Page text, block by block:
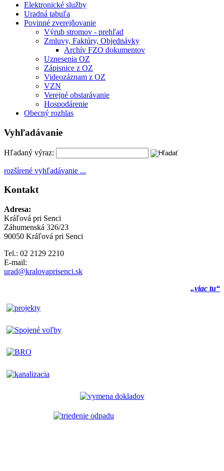
Elektronické služby
Uradná tabuľa
Povinné zverejňovanie
Výrub stromov - prehľad
Zmluvy, Faktúry, Objednávky
Archív FZO dokumentov
Uznesenia OZ
Zápisnice z OZ
Videozáznam z OZ
VZN
Verejné obstarávanie
Hospodárenie
Obecný rozhlas
Vyhľadávanie
Hľadaný výraz:
rozšírené vyhľadávanie ...
Kontakt
Adresa:
Kráľová pri Senci
Záhumenská 326/23
90050 Kráľová pri Senci
Tel.: 02 2129 2210
E-mail:
urad@kralovaprisenci.sk
„viac tu“